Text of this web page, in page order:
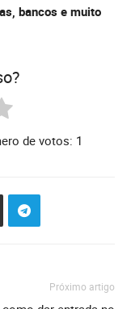
bancos e muito
de votos: 1
Próximo artigo